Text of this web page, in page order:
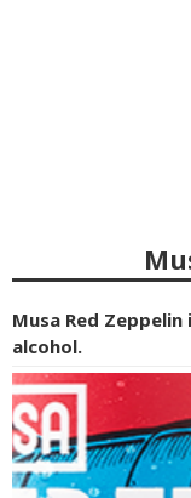
Musa Red Zeppelin
alcohol.